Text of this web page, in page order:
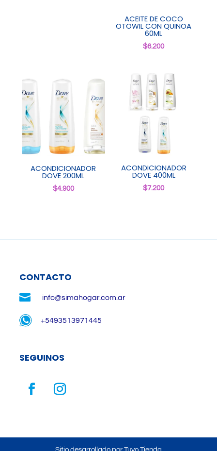
ACEITE DE COCO
OTOWIL CON QUINOA
60ML
$6.200
ACONDICIONADOR
DOVE 200ML
$4.900
ACONDICIONADOR
DOVE 400ML
$7.200
CONTACTO
 info@simahogar.com.ar
+5493513971445
SEGUINOS